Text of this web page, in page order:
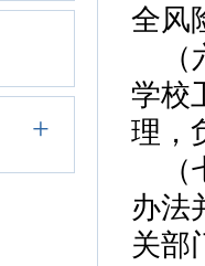
+
全风
学校
理，
办法
关部